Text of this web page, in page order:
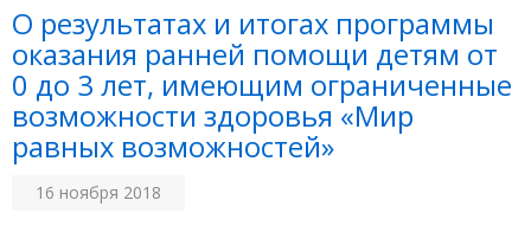
О результатах и итогах программы
оказания ранней помощи детям от
0 до 3 лет, имеющим ограниченные
возможности здоровья «Мир
равных возможностей»
16 ноября 2018